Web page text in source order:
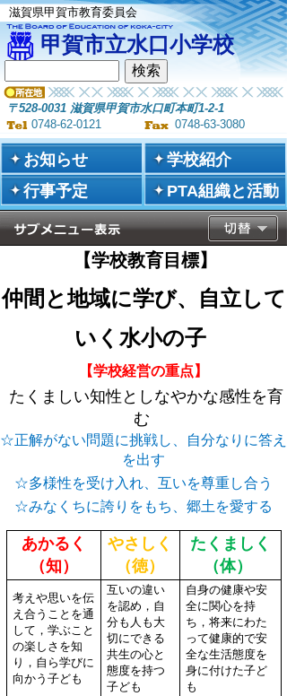
滋賀県甲賀市教育委員会
甲賀市立水口小学校
〒528-0031 滋賀県甲賀市水口町本町1-2-1
0748-62-0121
0748-63-3080
お知らせ
学校紹介
行事予定
PTA組織と活動
【学校教育目標】
仲間と地域に学び、自立して
いく水小の子
【学校経営の重点】
たくましい知性としなやかな感性を育
む
☆正解がない問題に挑戦し、自分なりに答え
を出す
☆多様性を受け入れ、互いを尊重し合う
☆みなくちに誇りをもち、郷土を愛する
あかるく
（知）
やさしく
（徳）
たくましく
（体）
考えや思いを伝
え合うことを通
して，学ぶこと
の楽しさを知
り，自ら学びに
向かう子ども
互いの違い
を認め，自
分も人も大
切にできる
共生の心と
態度を持つ
子ども
自身の健康や安
全に関心を持
ち，将来にわた
って健康的で安
全な生活態度を
身に付けた子ど
も